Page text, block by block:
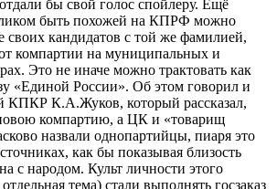
бы свой голос спойлеру. Ещё
быть похожей на КПРФ можно
своих кандидатов с той же фамилией,
компартии на муниципальных и
Это не иначе можно трактовать как
«Единой России». Об этом говорил и
КПКР К.А.Жуков, который рассказал,
новою компартию, а ЦК и «товарищ
назвали однопартийцы, пиаря это
как бы показывая близость
с народом. Культ личности этого
тема) стали выполнять госзаказ